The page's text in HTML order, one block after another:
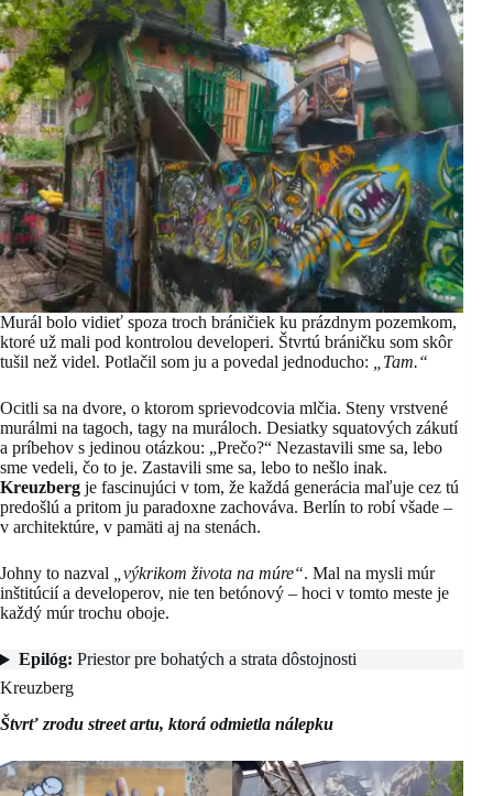
Murál bolo vidieť spoza troch bráničiek ku prázdnym pozemkom,
ktoré už mali pod kontrolou developeri. Štvrtú bráničku som skôr
tušil než videl. Potlačil som ju a povedal jednoducho: „Tam.“
Ocitli sa na dvore, o ktorom sprievodcovia mlčia. Steny vrstvené
murálmi na tagoch, tagy na muráloch. Desiatky squatových zákutí
a príbehov s jedinou otázkou: „Prečo?“ Nezastavili sme sa, lebo
sme vedeli, čo to je. Zastavili sme sa, lebo to nešlo inak.
Kreuzberg je fascinujúci v tom, že každá generácia maľuje cez tú
predošlú a pritom ju paradoxne zachováva. Berlín to robí všade –
v architektúre, v pamäti aj na stenách.
Johny to nazval „výkrikom života na múre“. Mal na mysli múr
inštitúcií a developerov, nie ten betónový – hoci v tomto meste je
každý múr trochu oboje.
Epilóg: Priestor pre bohatých a strata dôstojnosti
Kreuzberg
Štvrť zrodu street artu, ktorá odmietla nálepku